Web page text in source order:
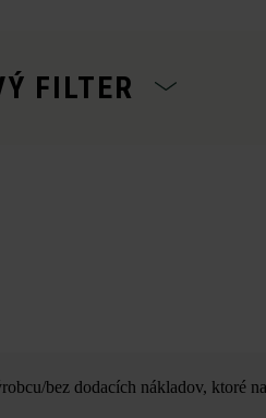
FILTER
bez dodacích nákladov, ktoré